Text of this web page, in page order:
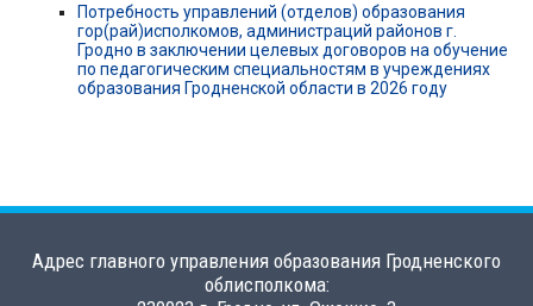
Потребность управлений (отделов) образования
гор(рай)исполкомов, администраций районов г.
Гродно в заключении целевых договоров на обучение
по педагогическим специальностям в учреждениях
образования Гродненской области в 2026 году
Адрес главного управления образования Гродненского
облисполкома: